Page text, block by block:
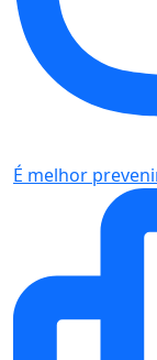
É melhor